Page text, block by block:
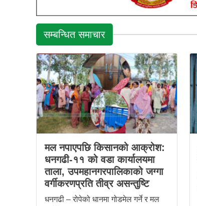
सम्बन्धित समाचार
मल नपाएपछि किसानको आक्रोश:
धनगढी-११ को वडा कार्यालयमा
ताला, उपमहानगरपालिकाको जग्गा
वर्गीकरणप्रति तीव्र असन्तुष्टि
धनगढी – रोपेको धानमा गोडमेल गर्ने र मल